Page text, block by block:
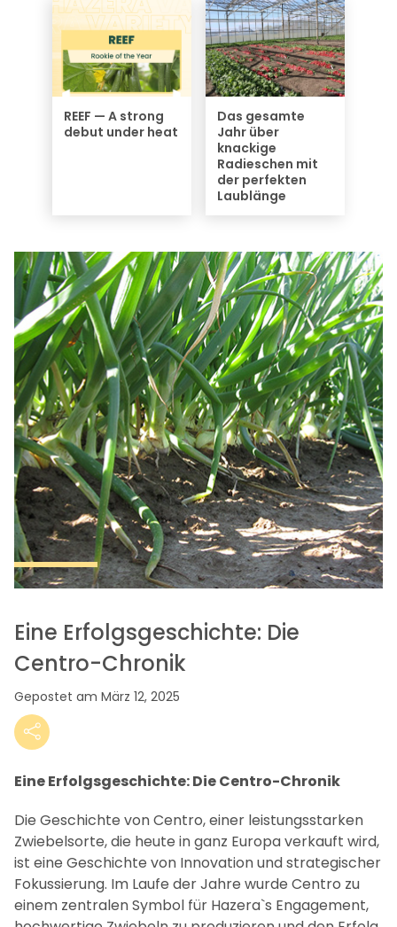
REEF — A strong
debut under heat
Das gesamte
Jahr über
knackige
Radieschen mit
der perfekten
Laublänge
Eine Erfolgsgeschichte: Die
Centro-Chronik
Gepostet am März 12, 2025
Eine Erfolgsgeschichte: Die Centro-Chronik
Die Geschichte von Centro, einer leistungsstarken
Zwiebelsorte, die heute in ganz Europa verkauft wird,
ist eine Geschichte von Innovation und strategischer
Fokussierung. Im Laufe der Jahre wurde Centro zu
einem zentralen Symbol für Hazera`s Engagement,